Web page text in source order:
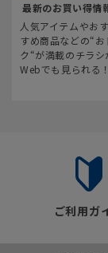
最新のお買い得情
人気アイテムやおす
すめ商品などの“お
ク“が満載のチラシ
Webでも見られる！
ご利用ガ